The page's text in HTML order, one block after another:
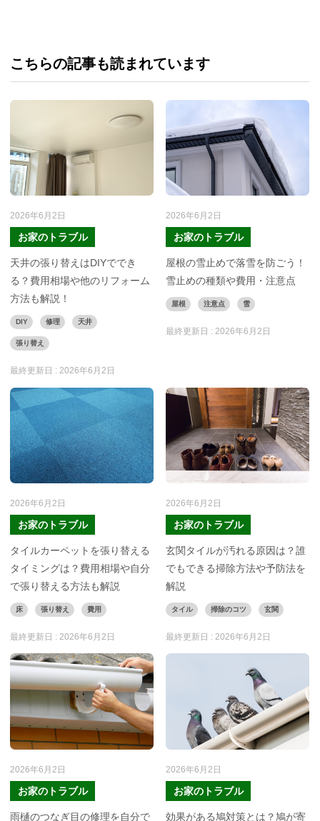
こちらの記事も読まれています
2026年6月2日
お家のトラブル
天井の張り替えはDIYででき
る？費用相場や他のリフォーム
方法も解説！
DIY 修理 天井
張り替え
最終更新日 : 2026年6月2日
2026年6月2日
お家のトラブル
屋根の雪止めで落雪を防ごう！
雪止めの種類や費用・注意点
屋根 注意点 雪
最終更新日 :2026年6月2日
2026年6月2日
お家のトラブル
タイルカーペットを張り替える
タイミングは？費用相場や自分
で張り替える方法も解説
床 張り替え 費用
最終更新日 : 2026年6月2日
2026年6月2日
お家のトラブル
玄関タイルが汚れる原因は？誰
でもできる掃除方法や予防法を
解説
タイル 掃除のコツ 玄関
最終更新日 :2026年6月2日
2026年6月2日
お家のトラブル
雨樋のつなぎ目の修理を自分で
2026年6月2日
お家のトラブル
効果がある鳩対策とは？鳩が寄